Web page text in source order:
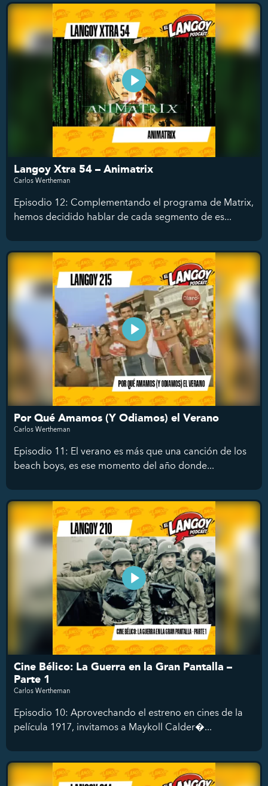
Langoy Xtra 54 – Animatrix
Carlos Wertheman
Episodio 12: Complementando el programa de Matrix,
hemos decidido hablar de cada segmento de es...
Por Qué Amamos (Y Odiamos) el Verano
Carlos Wertheman
Episodio 11: El verano es más que una canción de los
beach boys, es ese momento del año donde...
Cine Bélico: La Guerra en la Gran Pantalla –
Parte 1
Carlos Wertheman
Episodio 10: Aprovechando el estreno en cines de la
película 1917, invitamos a Maykoll Calder�...